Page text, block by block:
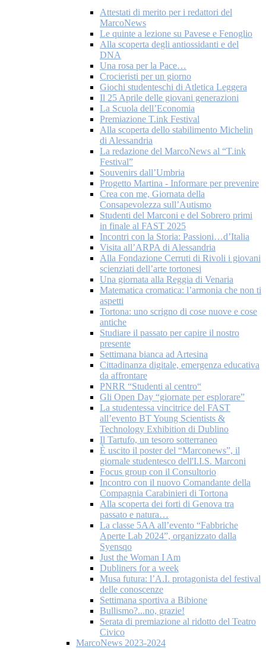
Attestati di merito per i redattori del
MarcoNews
Le quinte a lezione su Pavese e Fenoglio
Alla scoperta degli antiossidanti e del
DNA
Una rosa per la Pace…
Crocieristi per un giorno
Giochi studenteschi di Atletica Leggera
Il 25 Aprile delle giovani generazioni
La Scuola dell’Economia
Premiazione T.ink Festival
Alla scoperta dello stabilimento Michelin
di Alessandria
La redazione del MarcoNews al “T.ink
Festival”
Souvenirs dall’Umbria
Progetto Martina - Informare per prevenire
Crea con me, Giornata della
Consapevolezza sull’Autismo
Studenti del Marconi e del Sobrero primi
in finale al FAST 2025
Incontri con la Storia: Passioni…d’Italia
Visita all’ARPA di Alessandria
Alla Fondazione Cerruti di Rivoli i giovani
scienziati dell’arte tortonesi
Una giornata alla Reggia di Venaria
Matematica cromatica: l’armonia che non ti
aspetti
Tortona: uno scrigno di cose nuove e cose
antiche
Studiare il passato per capire il nostro
presente
Settimana bianca ad Artesina
Cittadinanza digitale, emergenza educativa
da affrontare
PNRR “Studenti al centro“
Gli Open Day “giornate per esplorare”
La studentessa vincitrice del FAST
all’evento BT Young Scientists &
Technology Exhibition di Dublino
Il Tartufo, un tesoro sotterraneo
È uscito il poster del “Marconews”, il
giornale studentesco dell'I.I.S. Marconi
Focus group con il Consultorio
Incontro con il nuovo Comandante della
Compagnia Carabinieri di Tortona
Alla scoperta dei forti di Genova tra
passato e natura…
La classe 5AA all’evento “Fabbriche
Aperte Lab 2024”, organizzato dalla
Syensqo
Just the Woman I Am
Dubliners for a week
Musa futura: l’A.I. protagonista del festival
delle conoscenze
Settimana sportiva a Bibione
Bullismo?...no, grazie!
Serata di premiazione al ridotto del Teatro
Civico
MarcoNews 2023-2024